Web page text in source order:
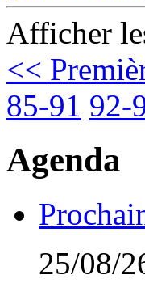
Afficher
<<
85-91 92-
Agenda
25/08/